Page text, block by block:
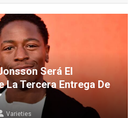
Será El
La Tercera Entrega De
Varieties